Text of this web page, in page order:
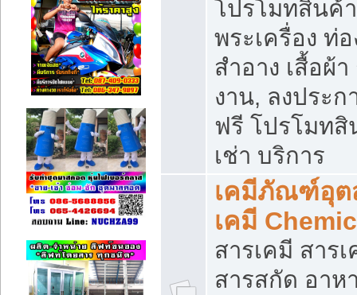
โปรโมทสินค้
พระเครื่อง ท่อ
สำอาง เสื้อผ้
งาน, ลงประ
ฟรี โปรโมท
เช่า บริการ
เคมีภัณฑ์อุต
เคมี
สารเคมี สาร
สารสกัด อาห